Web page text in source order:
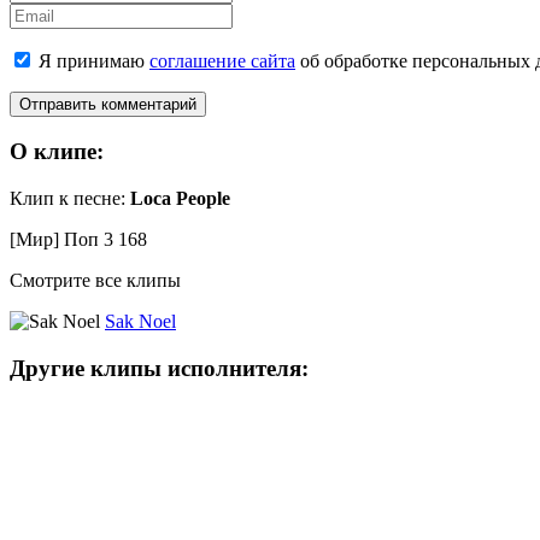
Email
Я принимаю соглашение сайта об обработке персональных
О клипе:
Клип к песне: Loca People
[Мир] Поп 3 168
Смотрите все клипы
Sak Noel
Другие клипы исполнителя: